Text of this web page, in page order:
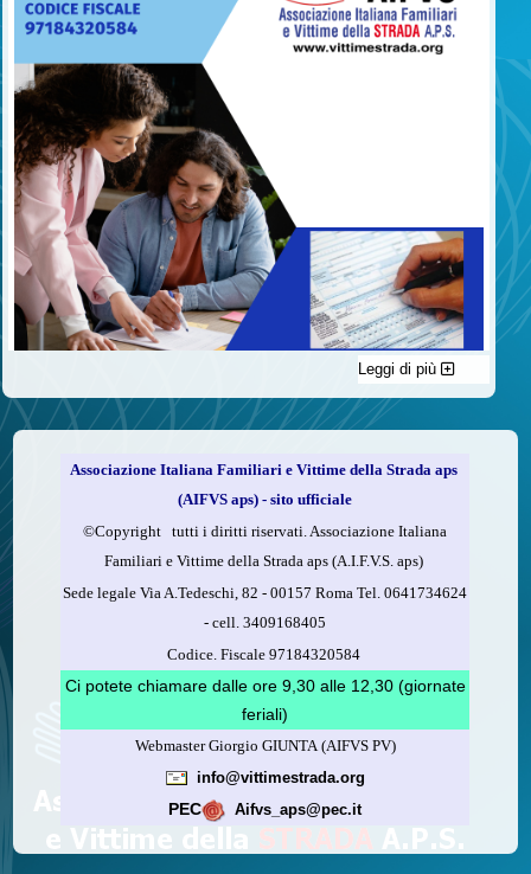
C'è un modo di contribuire alle attività dell’A.I.F.V.S. a favore
delle vittime della strada e per dare giustizia ai superstiti ed ai
loro familiari che non costa nulla: devolvere il 5 per mille della
Compila la scheda CUD o del modello 730.
Firma nel riquadro indicato come “Sostegno delle
organizzazioni non lucrative di utilità sociale, delle associazioni
Indica nel riquadro il codice fiscale dell’A.I.F.V.S.:
97184320584
Leggi come fare
(versione stampabile)
Leggi di più
Associazione Italiana Familiari e Vittime della Strada aps
(AIFVS aps) - sito ufficiale
©​Copyright tutti i diritti riservati. Associazione Italiana
Familiari e Vittime della Strada aps (A.I.F.V.S. aps)
Sede legale Via A.Tedeschi, 82 - 00157 Roma Tel. 0641734624
-cell.3409168405
Codice. Fiscale 97184320584
Ci potete chiamare dalle ore 9,30 alle 12,30 (giornate
feriali)
Webmaster Giorgio GIUNTA (AIFVS PV)
info@vittimestrada.org
PEC Aifvs_aps@pec.it